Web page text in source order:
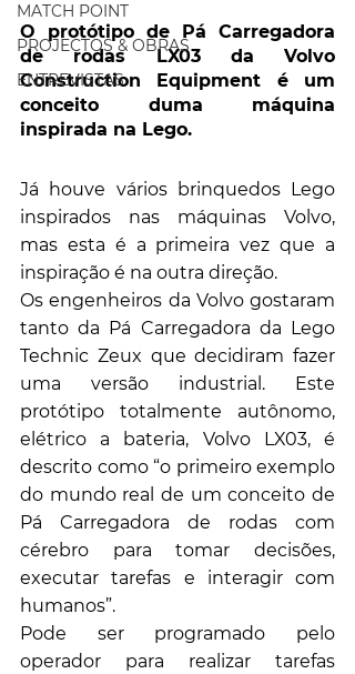
MATCH POINT
PROJECTOS & OBRAS
ENTREVISTAS
O protótipo de Pá Carregadora
de rodas LX03 da Volvo
Construction Equipment é um
conceito duma máquina
inspirada na Lego.
Já houve vários brinquedos Lego
inspirados nas máquinas Volvo,
mas esta é a primeira vez que a
inspiração é na outra direção.
Os engenheiros da Volvo gostaram
tanto da Pá Carregadora da Lego
Technic Zeux que decidiram fazer
uma versão industrial. Este
protótipo totalmente autônomo,
elétrico a bateria, Volvo LX03, é
descrito como “o primeiro exemplo
do mundo real de um conceito de
Pá Carregadora de rodas com
cérebro para tomar decisões,
executar tarefas e interagir com
humanos”.
Pode ser programado pelo
operador para realizar tarefas